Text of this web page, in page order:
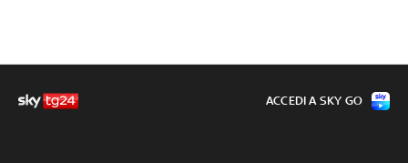
ACCEDI A SKY GO